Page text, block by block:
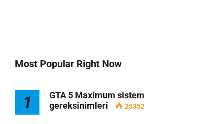
Most Popular Right Now
1
GTA 5 Maximum sistem
gereksinimleri
25352